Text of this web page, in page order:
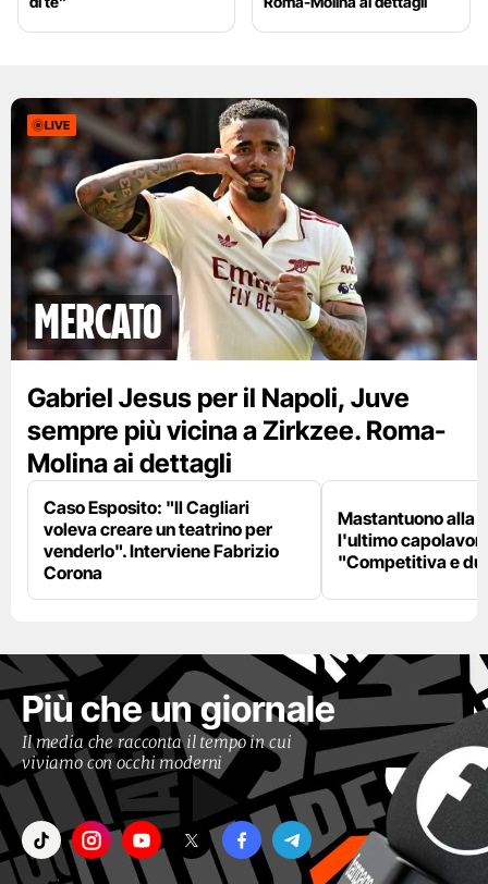
LIVE
mercato
Gabriel Jesus per il Napoli, Juve
sempre più vicina a Zirkzee. Roma-
Molina ai dettagli
Caso Esposito: "Il Cagliari
voleva creare un teatrino per
venderlo". Interviene Fabrizio
Corona
Mastantuono alla
l'ultimo
"Competitiva e
Più che un giornale
Il media che racconta il tempo in cui
viviamo con occhi moderni